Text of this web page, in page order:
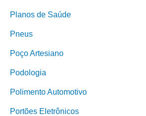
Planos de Saúde
Pneus
Poço Artesiano
Podologia
Polimento Automotivo
Portões Eletrônicos